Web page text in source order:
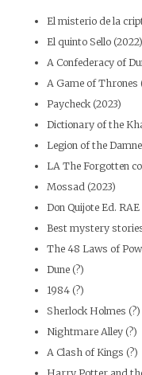
El misterio de la
El quinto Sello (2022)
A Confederacy of
A Game of Thrones
Paycheck (2023)
Dictionary of the
Legion of the
LA The Forgotten
Mossad (2023)
Don Quijote Ed.
Best mystery
The 48 Laws of
Dune (?)
1984 (?)
Sherlock Holmes (?)
Nightmare Alley (?)
A Clash of Kings (?)